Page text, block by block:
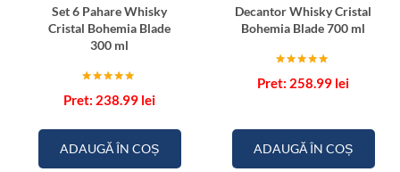
Set 6 Pahare Whisky
Cristal Bohemia Blade
300 ml
5.00
238.99 lei
ADAUGĂ ÎN COȘ
Decantor Whisky Cristal
Bohemia Blade 700 ml
5.00
258.99 lei
ADAUGĂ ÎN COȘ